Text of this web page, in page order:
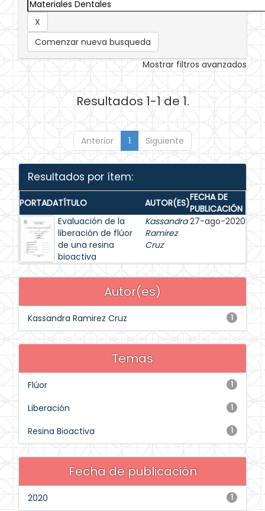
Comenzar nueva busqueda
Mostrar filtros avanzados
Resultados 1-1 de 1.
Anterior 1 Siguiente
Resultados por ítem:
PORTADATÍTULO AUTOR(ES)FECHA DE
PUBLICACIÓN
Evaluación de la
liberación de flúor
de una resina
bioactiva
Kassandra
Ramirez
Cruz
27-ago-2020
Autor(es)
1
Kassandra Ramirez Cruz
Temas
1
Flúor
1
Liberación
1
Resina Bioactiva
Fecha de publicación
1
2020